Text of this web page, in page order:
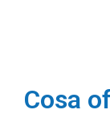
Cosa